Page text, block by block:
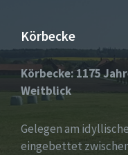
Körbecke
Körbecke: 1175
Weitblick
Gelegen am
eingebettet